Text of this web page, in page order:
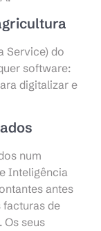
Service) do
software:
digitalizar e
num
Inteligência
antes
facturas de
Os seus